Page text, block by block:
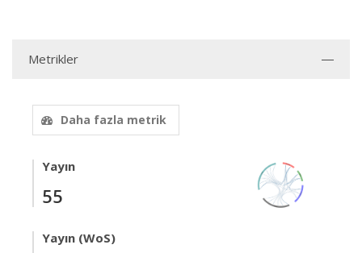
Metrikler
Daha fazla metrik
Yayın
55
Yayın (WoS)